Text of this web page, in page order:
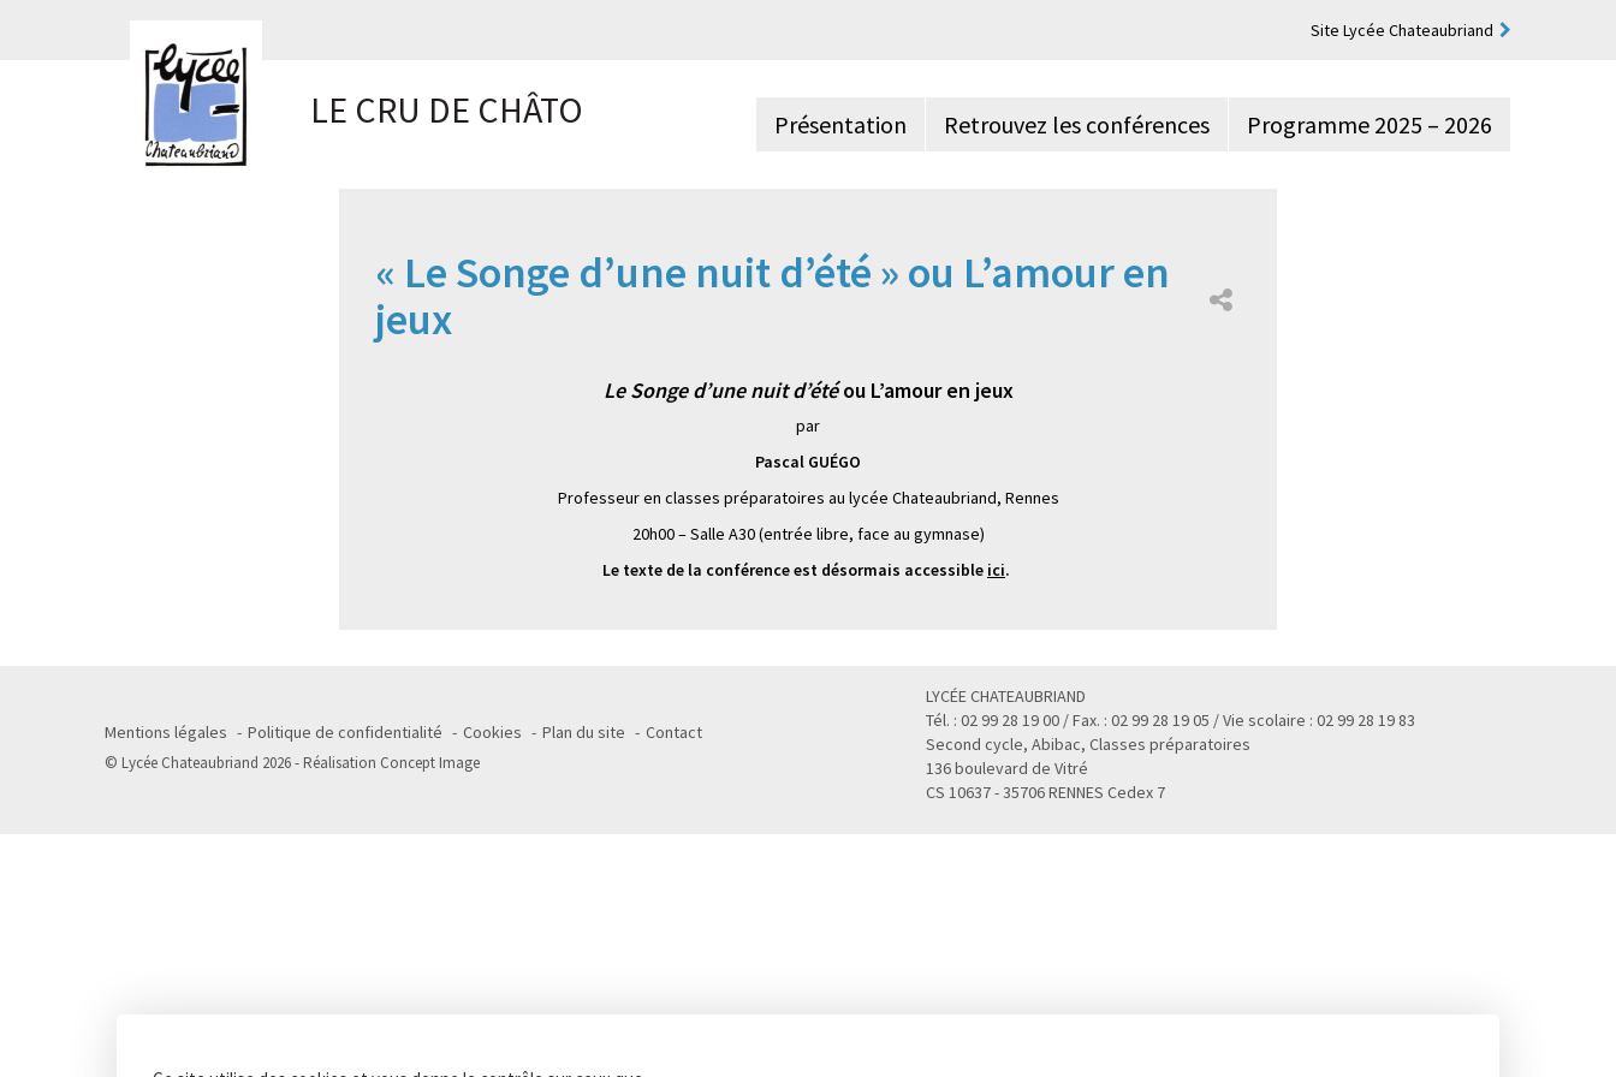
Site Lycée Chateaubriand
LE CRU DE CHÂTO Présentation Retrouvez les conférences Programme 2025 – 2026
« Le Songe d’une nuit d’été » ou L’amour en
jeux
Le Songe d’une nuit d’étéou L’amour en jeux
par
Pascal GUÉGO
Professeur en classes préparatoires au lycée Chateaubriand, Rennes
20h00 – Salle A30 (entrée libre, face au gymnase)
Le texte de la conférence est désormais accessible ici.
Mentions légales Politique de confidentialité Cookies Plan du site Contact
© Lycée Chateaubriand 2026 - Réalisation Concept Image
LYCÉE CHATEAUBRIAND
Tél. : 02 99 28 19 00 / Fax. : 02 99 28 19 05 / Vie scolaire : 02 99 28 19 83
Second cycle, Abibac, Classes préparatoires
136 boulevard de Vitré
CS 10637 - 35706 RENNES Cedex 7